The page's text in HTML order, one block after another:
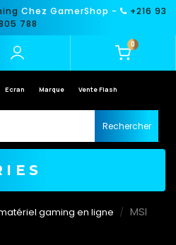
Chez GamerShop -
+216 93
788
0
Ecran Marque Vente Flash
Rechercher
gaming en ligne
MSI